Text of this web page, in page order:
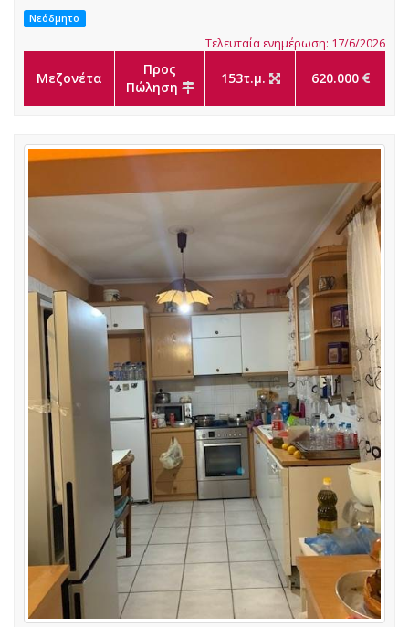
Νεόδμητο
Τελευταία ενημέρωση: 17/6/2026
Μεζονέτα
Προς
Πώληση
153τ.μ. 620.000